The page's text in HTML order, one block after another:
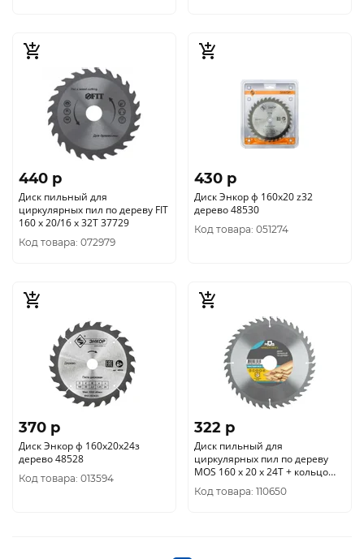
440 p
Диск пильный для
циркулярных пил по дереву FIT
160 х 20/16 х 32T 37729
Код товара: 072979
430 p
Диск Энкор ф 160х20 z32
дерево 48530
Код товара: 051274
370 p
Диск Энкор ф 160х20х24з
дерево 48528
Код товара: 013594
322 p
Диск пильный для
циркулярных пил по дереву
MOS 160 х 20 х 24T + кольцо
20/16 мм 37655М
Код товара: 110650